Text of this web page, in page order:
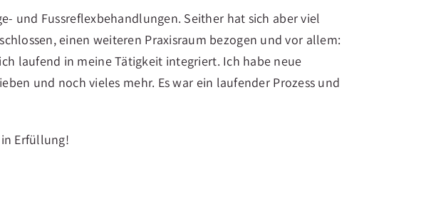
und Fussreflexbehandlungen. Seither hat sich aber viel
einen weiteren Praxisraum bezogen und vor allem:
laufend in meine Tätigkeit integriert. Ich habe neue
und noch vieles mehr. Es war ein laufender Prozess und
Erfüllung!